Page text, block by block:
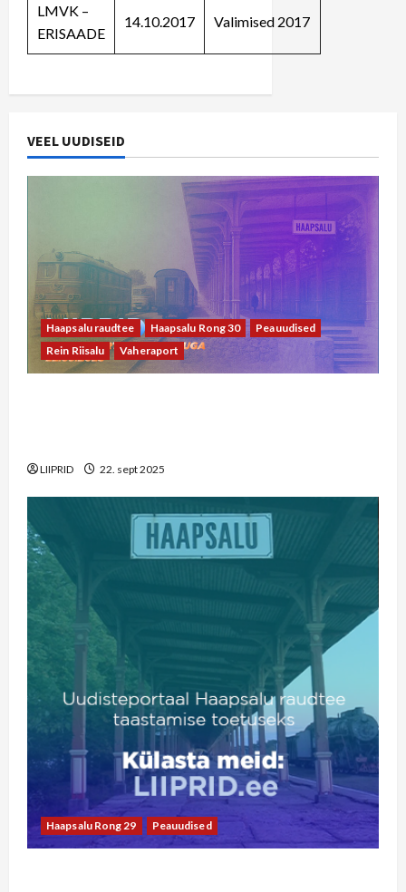
LMVK –
ERISAADE
14.10.2017 Valimised 2017
VEEL UUDISEID
Haapsalu raudtee Haapsalu Rong 30
Peauudised
Rein Riisalu
Vaheraport
LIIPRID 22. sept 2025
Haapsalu Rong 29 Peauudised